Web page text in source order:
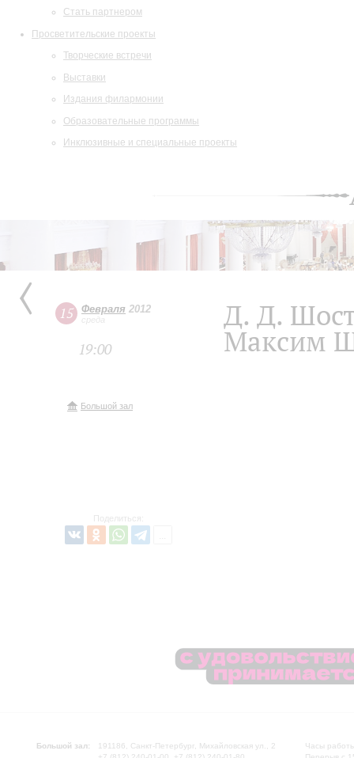
Стать партнером
Просветительские проекты
Творческие встречи
Выставки
Издания филармонии
Образовательные программы
Инклюзивные и специальные проекты
15 Февраля 2012
среда
19:00
Большой зал
Поделиться:
Д. Д.
Максим
Большой зал:
191186, Санкт-Петербург, Михайловская ул., 2
Часы